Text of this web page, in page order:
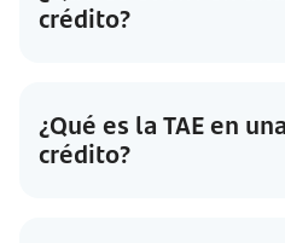
crédito?
¿Qué es la TAE en
crédito?